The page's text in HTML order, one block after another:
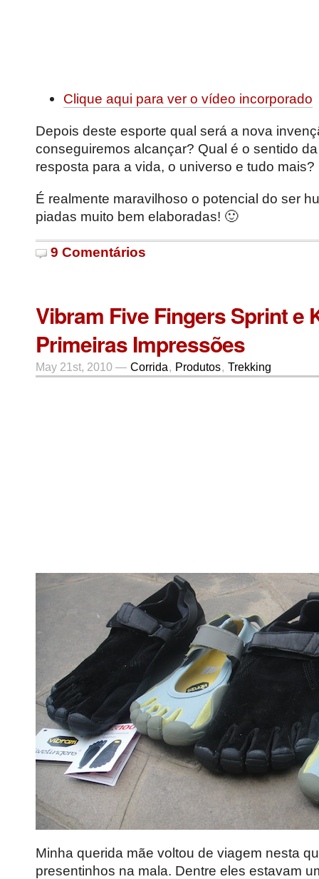
Clique aqui para ver o vídeo incorporado
Depois deste esporte qual será a nova
conseguiremos alcançar? Qual é o sentido
resposta para a vida, o universo e tudo mais?
É realmente maravilhoso o potencial do ser
piadas muito bem elaboradas! 🙂
9 Comentários
Vibram Five Fingers Sprint e
Primeiras Impressões
May 21st, 2010 — Corrida, Produtos, Trekking
Minha querida mãe voltou de viagem nesta
presentinhos na mala. Dentre eles estavam